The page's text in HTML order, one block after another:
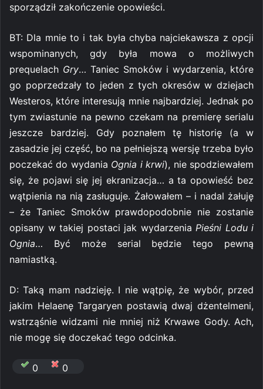
sporządził zakończenie opowieści.
BT: Dla mnie to i tak była chyba najciekawsza z opcji
wspominanych, gdy była mowa o możliwych
prequelach Gry… Taniec Smoków i wydarzenia, które
go poprzedzały to jeden z tych okresów w dziejach
Westeros, które interesują mnie najbardziej. Jednak po
tym zwiastunie na pewno czekam na premierę serialu
jeszcze bardziej. Gdy poznałem tę historię (a w
zasadzie jej część, bo na pełniejszą wersję trzeba było
poczekać do wydania Ognia i krwi), nie spodziewałem
się, że pojawi się jej ekranizacja… a ta opowieść bez
wątpienia na nią zasługuje. Żałowałem – i nadal żałuję
– że Taniec Smoków prawdopodobnie nie zostanie
opisany w takiej postaci jak wydarzenia Pieśni Lodu i
Ognia… Być może serial będzie tego pewną
namiastką.
D: Taką mam nadzieję. I nie wątpię, że wybór, przed
jakim Helaenę Targaryen postawią dwaj dżentelmeni,
wstrząśnie widzami nie mniej niż Krwawe Gody. Ach,
nie mogę się doczekać tego odcinka.
0 0